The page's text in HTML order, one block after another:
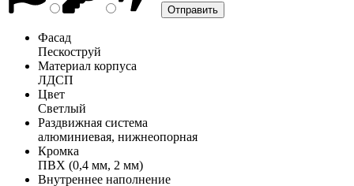
Фасад
Пескоструй
Материал корпуса
ЛДСП
Цвет
Светлый
Раздвижная система
алюминиевая, нижнеопорная
Кромка
ПВХ (0,4 мм, 2 мм)
Внутреннее наполнение